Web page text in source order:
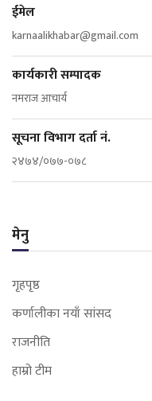
ईमेल
karnaalikhabar@gmail.com
कार्यकारी सम्पादक
नमराज आचार्य
सूचना विभाग दर्ता नं.
२४७४/०७७-०७८
मेनु
गृहपृष्ठ
कर्णालीका नयाँ सांसद
राजनीति
हाम्रो टीम